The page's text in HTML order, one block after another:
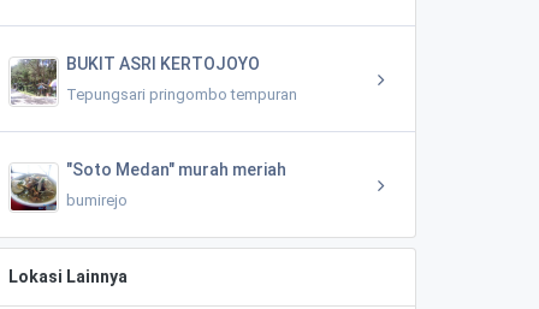
BUKIT ASRI KERTOJOYO
Tepungsari pringombo tempuran
"Soto Medan" murah meriah
bumirejo
Lokasi Lainnya